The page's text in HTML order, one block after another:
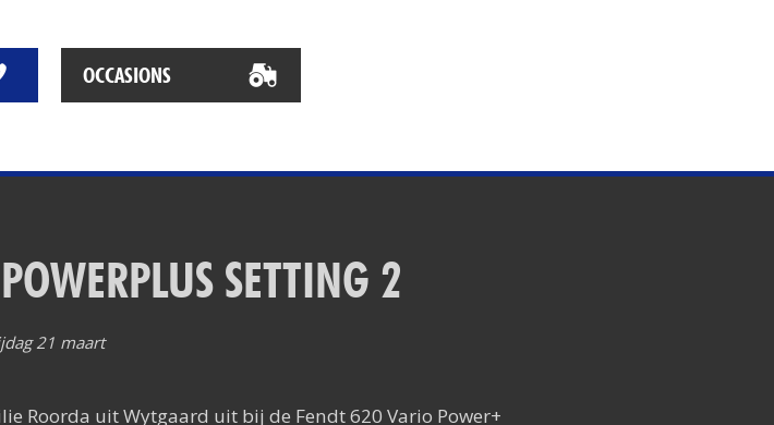
tijdperk
toekomst
OCCASIONS
SETTING 2
21 maart
Roorda uit Wytgaard uit bij de Fendt 620 Vario Power+